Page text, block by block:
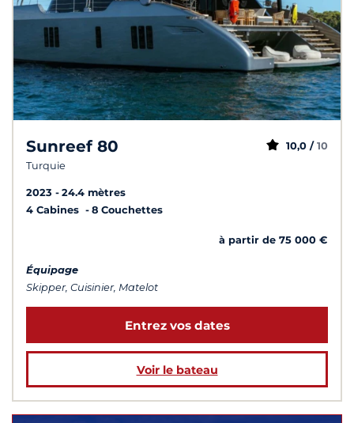
Sunreef 80
Turquie
10,0 / 10
2023
24.4 mètres
4 Cabines
8 Couchettes
à partir de 75 000 €
Équipage
Skipper, Cuisinier, Matelot
Entrez vos dates
Voir le bateau